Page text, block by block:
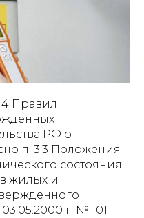
4 Правил
РФ от
п. 3.3 Положения
состояния
жилых и
г. № 101